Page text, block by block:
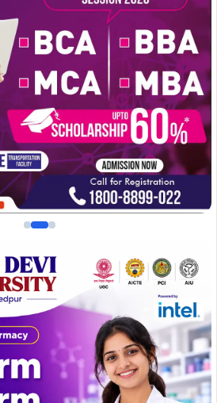
तोड़े जाने के मामले को गंभीरता से लेते
ने आदित्यपुर स्थित आयडा सभागार में
आवास बोर्ड के अधिकारियों और पीड़ित
में दुकानदारों ने अपनी पीड़ा साझा
प्रभावशाली व्यक्ति द्वारा जेसीबी
कर दिया गया, जिससे कई
का संकट खड़ा हो गया है.